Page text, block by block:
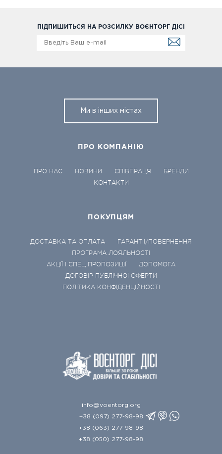
ПІДПИШИТЬСЯ НА РОЗСИЛКУ ВОЄНТОРГ ДІСІ
Ми в інших містах
ПРО КОМПАНІЮ
ПРО НАС НОВИНИ СПІВПРАЦЯ
БРЕНДИ
КОНТАКТИ
ПОКУПЦЯМ
ДОСТАВКА ТА ОПЛАТА
ГАРАНТІЇ/ПОВЕРНЕННЯ
ПРОГРАМА ЛОЯЛЬНОСТІ
АКЦІЇ І СПЕЦ ПРОПОЗИЦІЇ
ДОПОМОГА
ДОГОВІР ПУБЛІЧНОЇ ОФЕРТИ
ПОЛІТИКА КОНФІДЕНЦІЙНОСТІ
info@voentorg.org
+38 (097) 277-98-98
+38 (063) 277-98-98
+38 (050) 277-98-98